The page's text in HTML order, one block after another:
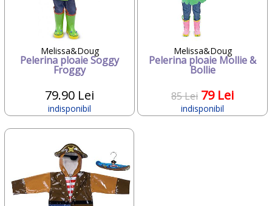
Melissa&Doug
Pelerina ploaie Soggy
Froggy
79.90 Lei
indisponibil
Melissa&Doug
Pelerina ploaie Mollie &
Bollie
85 Lei 79 Lei
indisponibil